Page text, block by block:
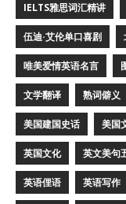
IELTS雅思词汇精讲
伍迪·艾伦单口喜剧
唯美爱情英语名言
文学翻译 熟词僻义
美国建国史话 美国
英国文化 英文美句
英语俚语 英语写作